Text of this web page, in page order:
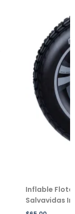
Inflable
Salvavidas